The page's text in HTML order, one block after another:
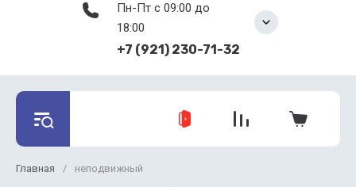
Пн-Пт с 09:00 до
18:00
+7 (921) 230-71-32
Главная / неподвижный